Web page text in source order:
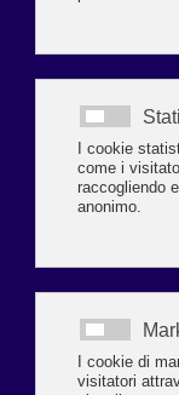
Mancano oltre tre mesi
tempo,
“Il concept